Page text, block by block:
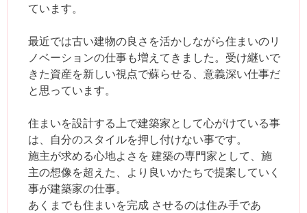
ています。
最近では古い建物の良さを活かしながら住まいのリ
ノベーションの仕事も増えてきました。受け継いで
きた資産を新しい視点で蘇らせる、意義深い仕事だ
と思っています。
住まいを設計する上で建築家として心がけている事
は、自分のスタイルを押し付けない事です。
施主が求める心地よさを 建築の専門家として、施
主の想像を超えた、より良いかたちで提案していく
事が建築家の仕事。
あくまでも住まいを完成 させるのは住み手であ